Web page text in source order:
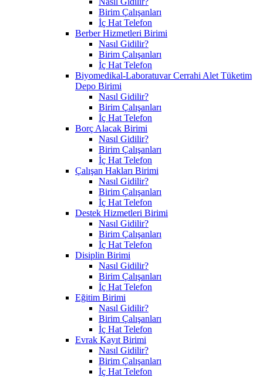
Birim Çalışanları
İç Hat Telefon
Berber Hizmetleri Birimi
Nasıl Gidilir?
Birim Çalışanları
İç Hat Telefon
Biyomedikal-Laboratuvar Cerrahi Alet Tüketim
Depo Birimi
Nasıl Gidilir?
Birim Çalışanları
İç Hat Telefon
Borç Alacak Birimi
Nasıl Gidilir?
Birim Çalışanları
İç Hat Telefon
Çalışan Hakları Birimi
Nasıl Gidilir?
Birim Çalışanları
İç Hat Telefon
Destek Hizmetleri Birimi
Nasıl Gidilir?
Birim Çalışanları
İç Hat Telefon
Disiplin Birimi
Nasıl Gidilir?
Birim Çalışanları
İç Hat Telefon
Eğitim Birimi
Nasıl Gidilir?
Birim Çalışanları
İç Hat Telefon
Evrak Kayıt Birimi
Nasıl Gidilir?
Birim Çalışanları
İç Hat Telefon